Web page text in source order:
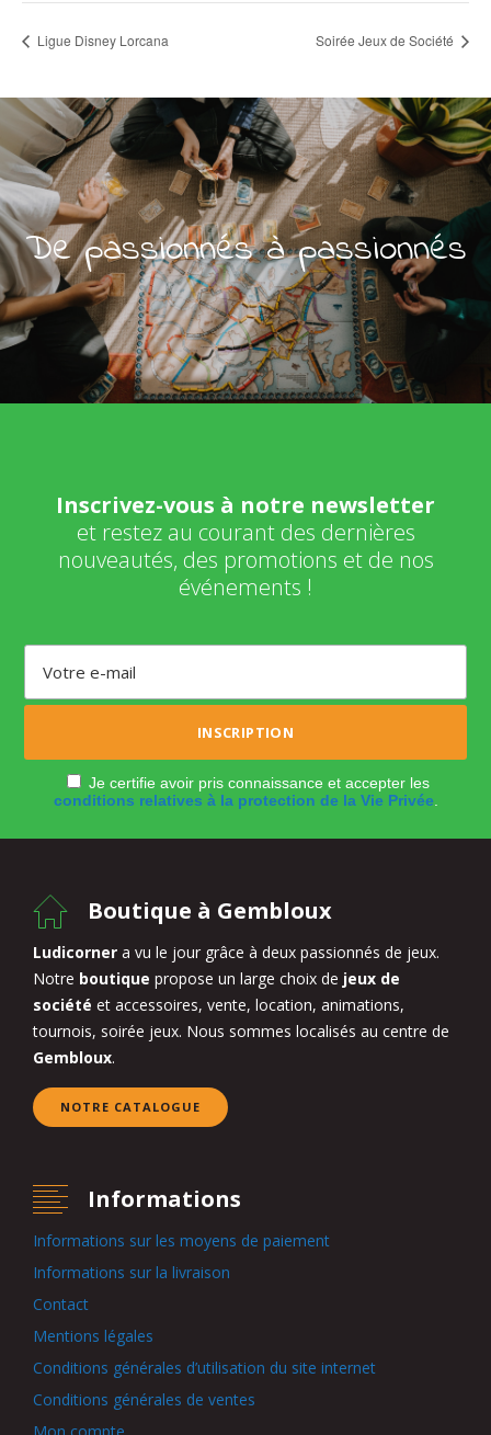
Ligue Disney Lorcana Soirée Jeux de Société
De passionnés à passionnés
Inscrivez-vous à notre newsletter
et restez au courant des dernières
nouveautés, des promotions et de nos
événements !
Je certifie avoir pris connaissance et accepter les
conditions relatives à la protection de la Vie Privée.
Boutique à Gembloux
Ludicorner a vu le jour grâce à deux passionnés de jeux.
Notre boutique propose un large choix de jeux de
société et accessoires, vente, location, animations,
tournois, soirée jeux. Nous sommes localisés au centre de
Gembloux.
NOTRE CATALOGUE
Informations
Informations sur les moyens de paiement
Informations sur la livraison
Contact
Mentions légales
Conditions générales d’utilisation du site internet
Conditions générales de ventes